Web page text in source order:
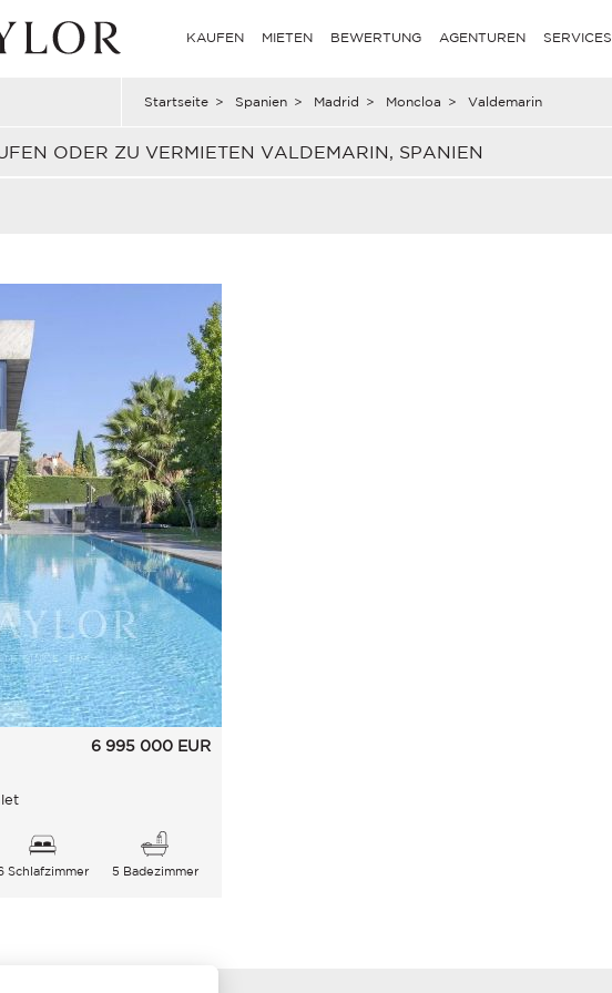
KAUFEN MIETEN BEWERTUNG AGENTUREN SERVICES
Startseite > Spanien > Madrid > Moncloa > Valdemarin
ODER ZU VERMIETEN VALDEMARIN, SPANIEN
6 995 000 EUR
Schlafzimmer 5 Badezimmer